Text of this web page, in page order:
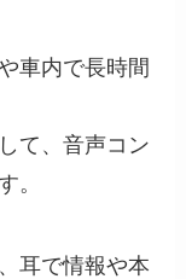
車内で長時間
て、音声コン
。
耳で情報や本